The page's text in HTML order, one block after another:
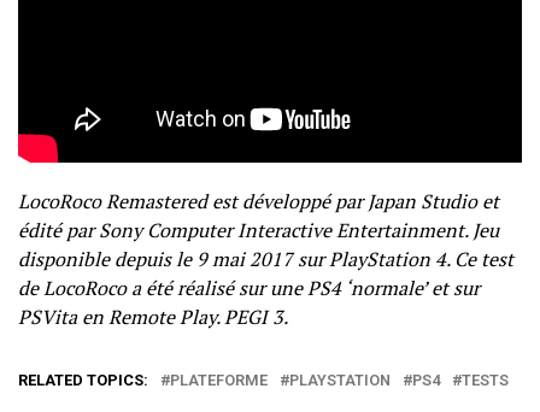
LocoRoco Remastered est développé par Japan Studio et
édité par Sony Computer Interactive Entertainment. Jeu
disponible depuis le 9 mai 2017 sur PlayStation 4. Ce test
de LocoRoco a été réalisé sur une PS4 ‘normale’ et sur
PSVita en Remote Play. PEGI 3.
RELATED TOPICS: PLATEFORME PLAYSTATION PS4 TESTS